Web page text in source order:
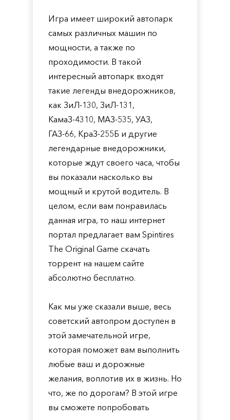
Игра имеет широкий автопарк
самых различных машин по
мощности, а также по
проходимости. В такой
интересный автопарк входят
такие легенды внедорожников,
как ЗиЛ-130, ЗиЛ-131,
КамаЗ-4310, МАЗ-535, УАЗ,
ГАЗ-66, КраЗ-255Б и другие
легендарные внедорожники,
которые ждут своего часа, чтобы
вы показали насколько вы
мощный и крутой водитель. В
целом, если вам понравилась
данная игра, то наш интернет
портал предлагает вам Spintires
The Original Game скачать
торрент на нашем сайте
абсолютно бесплатно.
Как мы уже сказали выше, весь
советский автопром доступен в
этой замечательной игре,
которая поможет вам выполнить
любые ваш и дорожные
желания, воплотив их в жизнь. Но
что, же по дорогам? В этой игре
вы сможете попробовать